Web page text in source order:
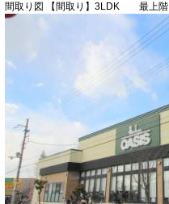
間取り図 【間取り】3LDK 最上階